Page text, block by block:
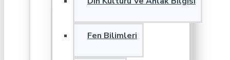
Fen Bilimleri